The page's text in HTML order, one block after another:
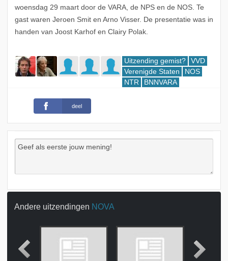
woensdag 29 maart door de VARA, de NPS en de NOS. Te
gast waren Jeroen Smit en Arno Visser. De presentatie was in
handen van Joost Karhof en Clairy Polak.
Uitzending gemist?
VVD
Verenigde Staten
NOS
NTR
BNNVARA
deel
Andere uitzendingen NOVA